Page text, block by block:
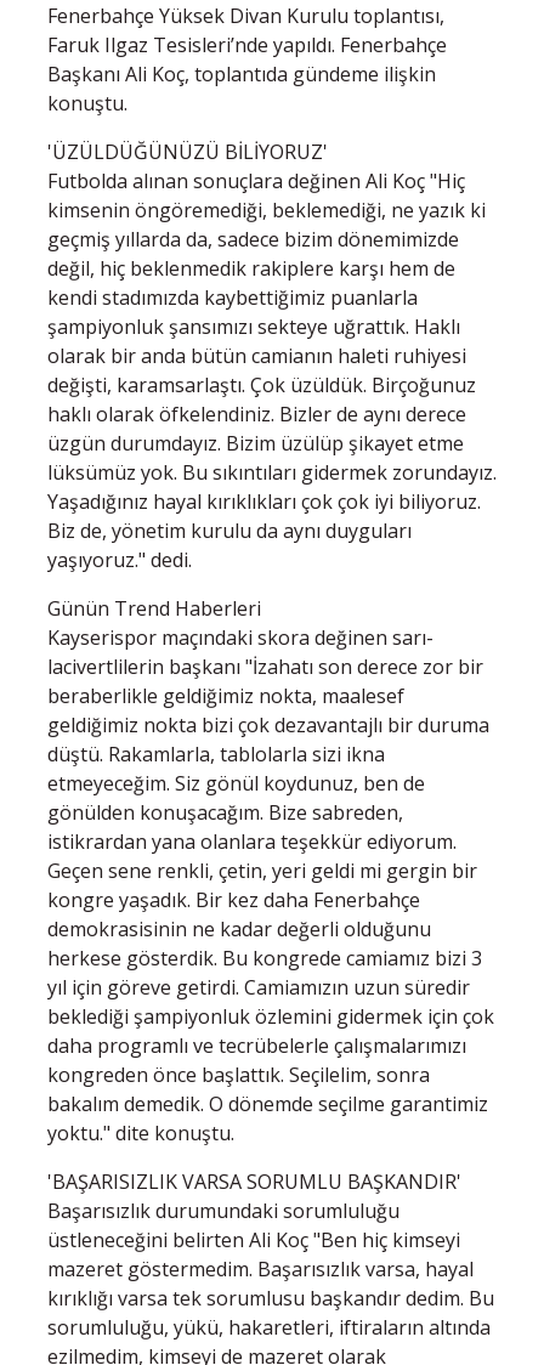
Fenerbahçe Yüksek Divan Kurulu toplantısı,
Faruk Ilgaz Tesisleri’nde yapıldı. Fenerbahçe
Başkanı Ali Koç, toplantıda gündeme ilişkin
konuştu.
'ÜZÜLDÜĞÜNÜZÜ BİLİYORUZ'
Futbolda alınan sonuçlara değinen Ali Koç "Hiç
kimsenin öngöremediği, beklemediği, ne yazık ki
geçmiş yıllarda da, sadece bizim dönemimizde
değil, hiç beklenmedik rakiplere karşı hem de
kendi stadımızda kaybettiğimiz puanlarla
şampiyonluk şansımızı sekteye uğrattık. Haklı
olarak bir anda bütün camianın haleti ruhiyesi
değişti, karamsarlaştı. Çok üzüldük. Birçoğunuz
haklı olarak öfkelendiniz. Bizler de aynı derece
üzgün durumdayız. Bizim üzülüp şikayet etme
lüksümüz yok. Bu sıkıntıları gidermek zorundayız.
Yaşadığınız hayal kırıklıkları çok çok iyi biliyoruz.
Biz de, yönetim kurulu da aynı duyguları
yaşıyoruz." dedi.
Günün Trend Haberleri
Kayserispor maçındaki skora değinen sarı-
lacivertlilerin başkanı "İzahatı son derece zor bir
beraberlikle geldiğimiz nokta, maalesef
geldiğimiz nokta bizi çok dezavantajlı bir duruma
düştü. Rakamlarla, tablolarla sizi ikna
etmeyeceğim. Siz gönül koydunuz, ben de
gönülden konuşacağım. Bize sabreden,
istikrardan yana olanlara teşekkür ediyorum.
Geçen sene renkli, çetin, yeri geldi mi gergin bir
kongre yaşadık. Bir kez daha Fenerbahçe
demokrasisinin ne kadar değerli olduğunu
herkese gösterdik. Bu kongrede camiamız bizi 3
yıl için göreve getirdi. Camiamızın uzun süredir
beklediği şampiyonluk özlemini gidermek için çok
daha programlı ve tecrübelerle çalışmalarımızı
kongreden önce başlattık. Seçilelim, sonra
bakalım demedik. O dönemde seçilme garantimiz
yoktu." dite konuştu.
'BAŞARISIZLIK VARSA SORUMLU BAŞKANDIR'
Başarısızlık durumundaki sorumluluğu
üstleneceğini belirten Ali Koç "Ben hiç kimseyi
mazeret göstermedim. Başarısızlık varsa, hayal
kırıklığı varsa tek sorumlusu başkandır dedim. Bu
sorumluluğu, yükü, hakaretleri, iftiraların altında
ezilmedim, kimseyi de mazeret olarak